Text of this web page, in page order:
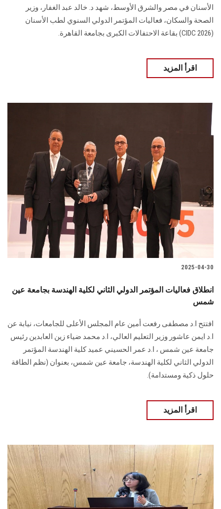
سجل الان
الأسنان في مصر والشرق الأوسط، شهد د. خالد عبد الغفار، وزير
الصحة والسكان، فعاليات المؤتمر الدولي السنوي لطب الأسنان
(CIDC 2026) بقاعة الاحتفالات الكبرى بجامعة القاهرة.
اقرأ المزيد
2025-04-30
انطلاق فعاليات المؤتمر الدولي الثاني لكلية الهندسة بجامعة عين
شمس
افتتح ا.د مصطفى رفعت أمين عام المجلس الأعلى للجامعات، نيابة عن
ا.د ايمن عاشور وزير التعليم العالي، ا.د محمد ضياء زين العابدين رئيس
جامعة عين شمس ، ا.د عمر الحسيني عميد كلية الهندسة المؤتمر
الدولي الثاني لكلية الهندسة، جامعة عين شمس، بعنوان (نظم الطاقة
حلول ذكية ومستدامة).
اقرأ المزيد